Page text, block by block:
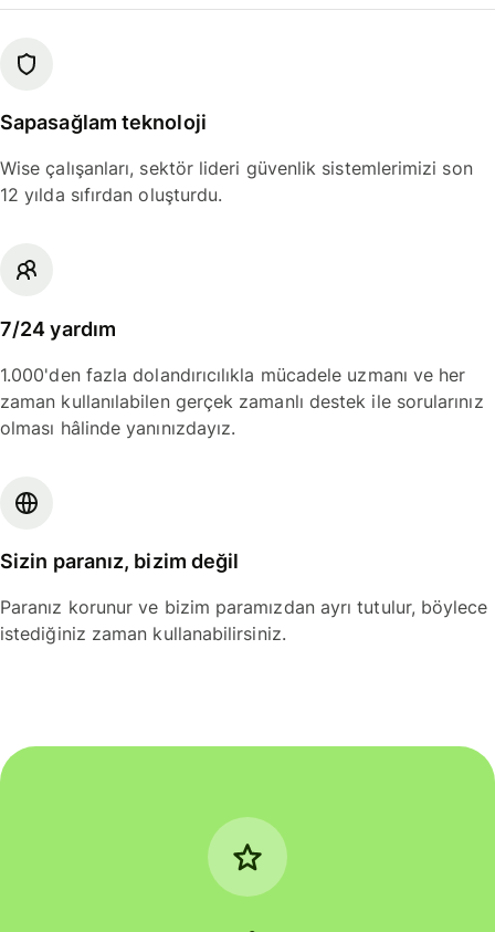
Sapasağlam teknoloji
Wise çalışanları, sektör lideri güvenlik sistemlerimizi son
12 yılda sıfırdan oluşturdu.
7/24 yardım
1.000'den fazla dolandırıcılıkla mücadele uzmanı ve her
zaman kullanılabilen gerçek zamanlı destek ile sorularınız
olması hâlinde yanınızdayız.
Sizin paranız, bizim değil
Paranız korunur ve bizim paramızdan ayrı tutulur, böylece
istediğiniz zaman kullanabilirsiniz.